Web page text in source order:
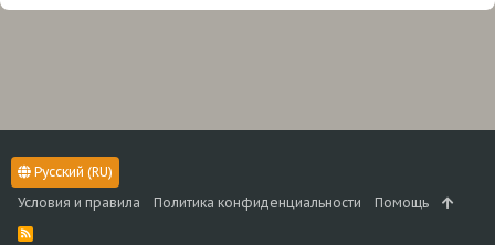
Русский (RU)
Условия и правила
Политика конфиденциальности Помощь
R